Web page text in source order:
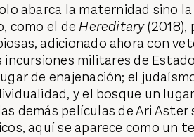
abarca la maternidad sino
como el de Hereditary(2018),
adicionado ahora con
militares de
de enajenación; el
y el bosque un
demás películas de Ari
aquí se aparece como un